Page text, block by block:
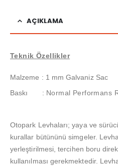
AÇIKLAMA
Teknik Özellikler
Malzeme : 1 mm Galvaniz Sac
Baskı
: Normal Performans
Otopark Levhaları; yaya ve
kurallar bütününü simgeler.
yerleştirilmesi, tercihen boru
kullanılması gerekmektedir.